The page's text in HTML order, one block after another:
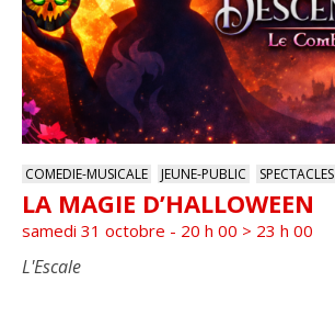
COMEDIE-MUSICALE JEUNE-PUBLIC SPECTACLES
LA MAGIE D’HALLOWEEN
samedi 31 octobre - 20 h 00 > 23 h 00
L'Escale